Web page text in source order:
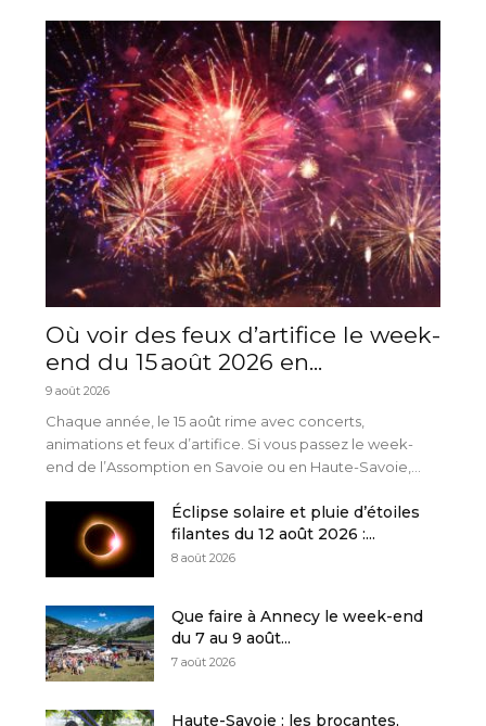
Où voir des feux d’artifice le week-
end du 15 août 2026 en...
9 août 2026
Chaque année, le 15 août rime avec concerts,
animations et feux d’artifice. Si vous passez le week-
end de l’Assomption en Savoie ou en Haute-Savoie,...
Éclipse solaire et pluie d’étoiles
filantes du 12 août 2026 :...
8 août 2026
Que faire à Annecy le week-end
du 7 au 9 août...
7 août 2026
Haute-Savoie : les brocantes,